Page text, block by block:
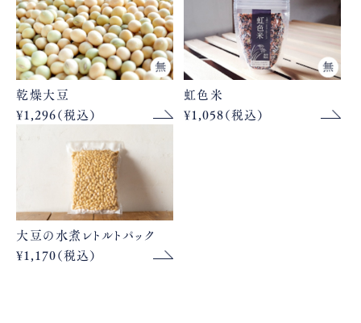
乾燥大豆
¥1,296（税込）
虹色米
¥1,058（税込）
大豆の水煮レトルトパック
¥1,170（税込）